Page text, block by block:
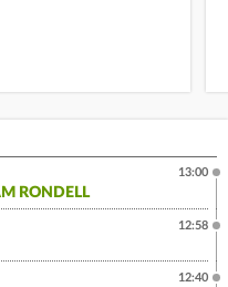
RONDELL
13:00
12:58
12:40